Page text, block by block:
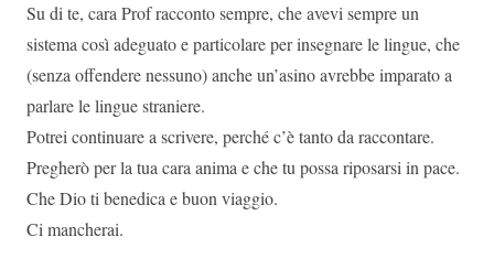
Su di te, cara Prof racconto sempre, che avevi sempre un
sistema così adeguato e particolare per insegnare le lingue, che
(senza offendere nessuno) anche un’asino avrebbe imparato a
parlare le lingue straniere.
Potrei continuare a scrivere, perché c’è tanto da raccontare.
Pregherò per la tua cara anima e che tu possa riposarsi in pace.
Che Dio ti benedica e buon viaggio.
Ci mancherai.